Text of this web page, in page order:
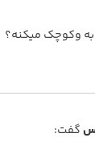
وکوچک میکنه؟
گفت: